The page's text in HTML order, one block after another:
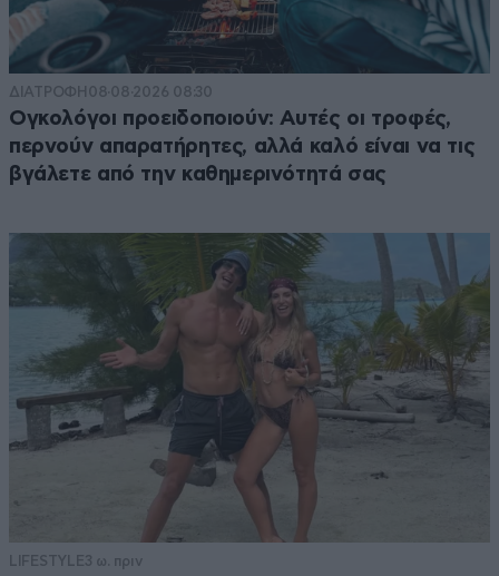
ΔΙΑΤΡΟΦΗ 08·08·2026 08:30
Ογκολόγοι προειδοποιούν: Αυτές οι τροφές,
περνούν απαρατήρητες, αλλά καλό είναι να τις
βγάλετε από την καθημερινότητά σας
LIFESTYLE3 ω. πριν